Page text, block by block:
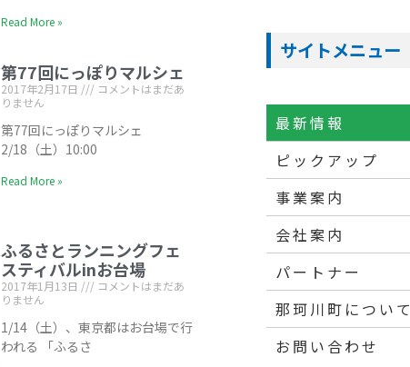
Read More »
第77回にっぽりマルシェ
2017年2月17日
コメントはまだあ
りません
第77回にっぽりマルシェ
2/18（土）10:00
Read More »
ふるさとランニングフェ
スティバルinお台場
2017年1月13日
コメントはまだあ
りません
1/14（土）、東京都はお台場で行
われる 「ふるさ
サイトメニュー
最新情報
ピックアップ
事業案内
会社案内
パートナー
那珂川町について
お問い合わせ